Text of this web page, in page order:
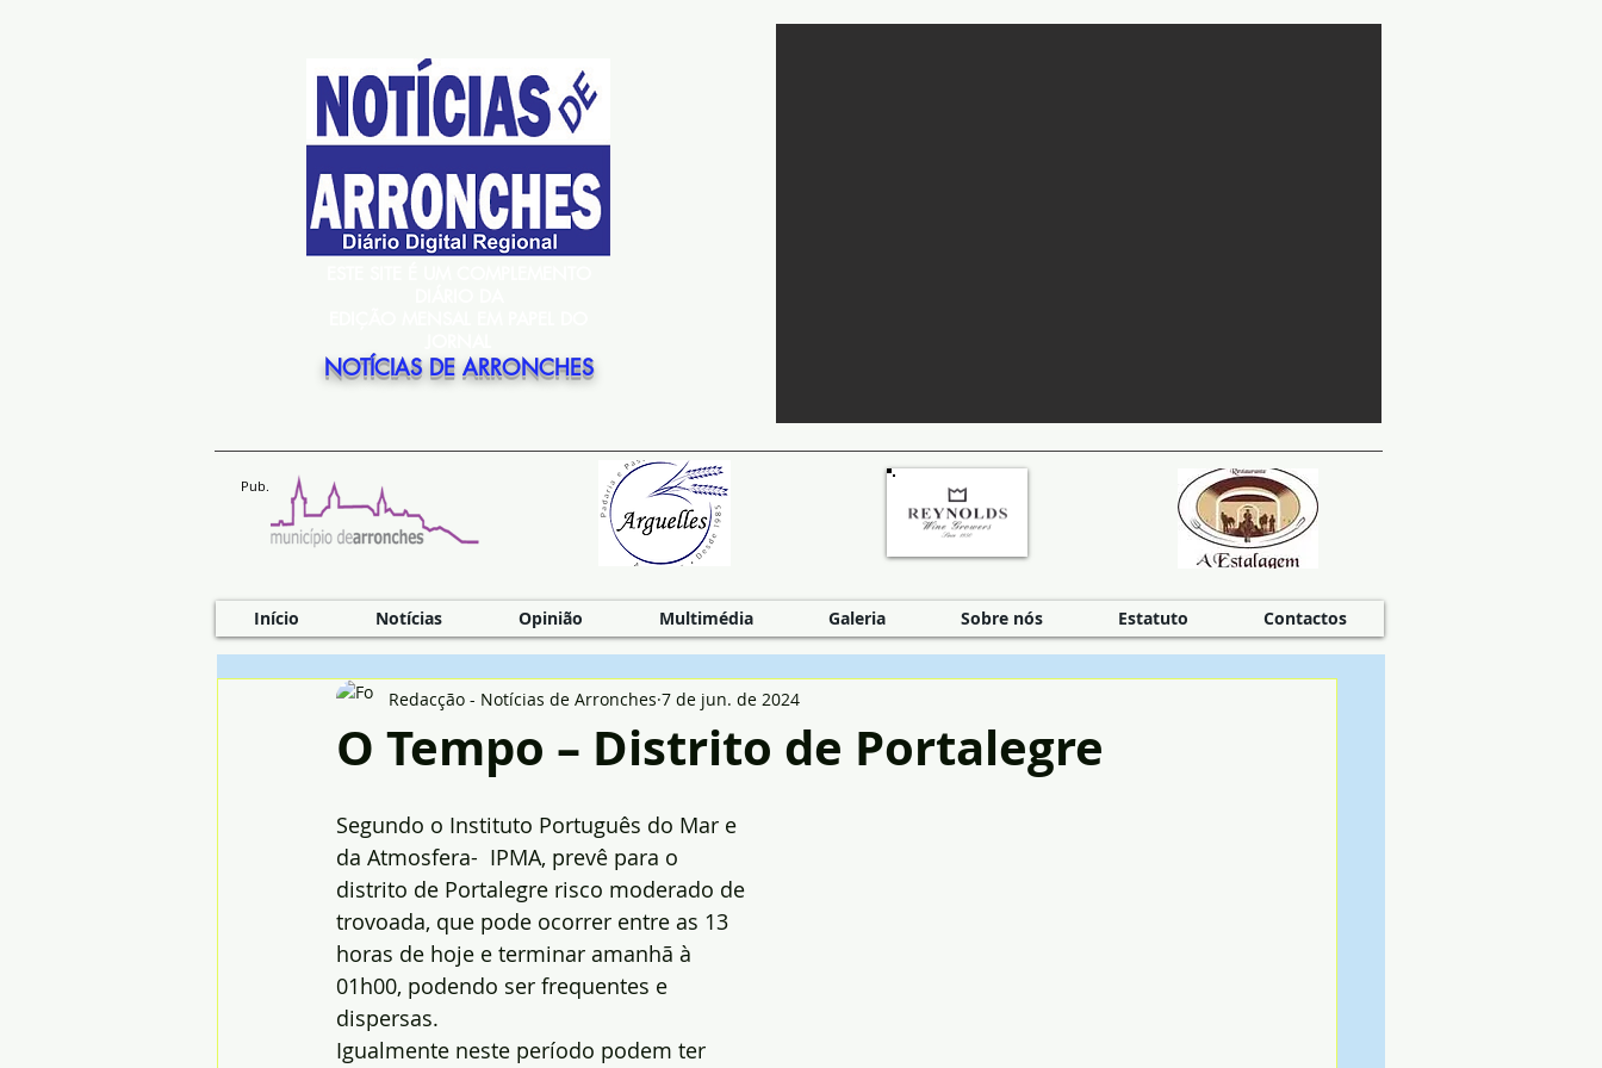
NOTÍCIAS DE ARRONCHES
Pub.
Início Notícias Opinião Multimédia Galeria Sobre nós Estatuto Contactos
O Tempo – Distrito de Portalegre
Redacção - Notícias de Arronches 7 de jun. de 2024
Segundo o Instituto Português do Mar e
da Atmosfera-  IPMA, prevê para o
distrito de Portalegre risco moderado de
trovoada, que pode ocorrer entre as 13
horas de hoje e terminar amanhã à
01h00, podendo ser frequentes e
dispersas.
Igualmente neste período podem ter